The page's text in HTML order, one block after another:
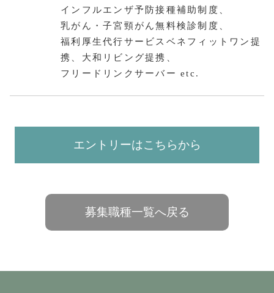
インフルエンザ予防接種補助制度、
乳がん・子宮頸がん無料検診制度、
福利厚生代行サービスベネフィットワン提
携、大和リビング提携、
フリードリンクサーバー etc.
エントリーはこちらから
募集職種一覧へ戻る